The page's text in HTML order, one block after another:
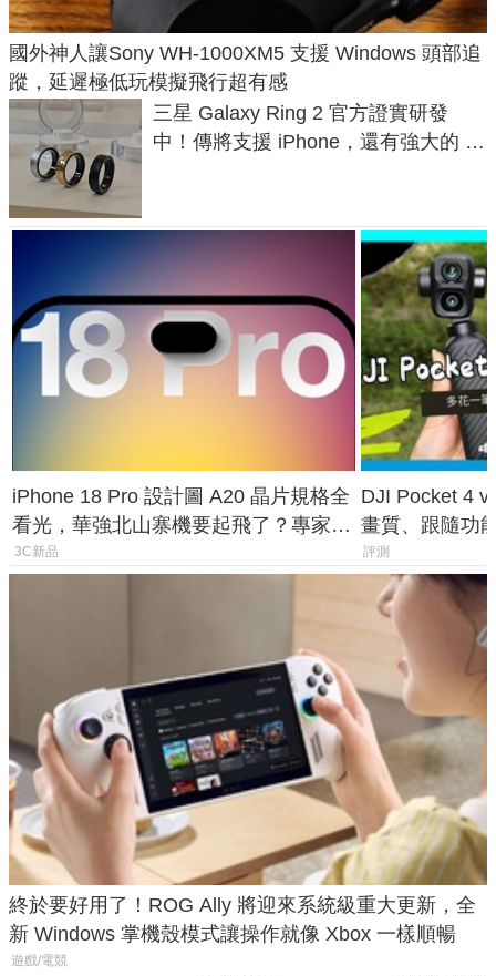
國外神人讓Sony WH-1000XM5 支援 Windows 頭部追
蹤，延遲極低玩模擬飛行超有感
三星 Galaxy Ring 2 官方證實研發
中！傳將支援 iPhone，還有強大的 AI
iPhone 18 Pro 設計圖 A20 晶片規格全
看光，華強北山寨機要起飛了？專家曝
山寨機無法復刻兩大關鍵
3C新品
DJI Pocket 4
畫質、跟隨功
一次看懂兩台
評測
終於要好用了！ROG Ally 將迎來系統級重大更新，全
新 Windows 掌機殼模式讓操作就像 Xbox 一樣順暢
遊戲/電競